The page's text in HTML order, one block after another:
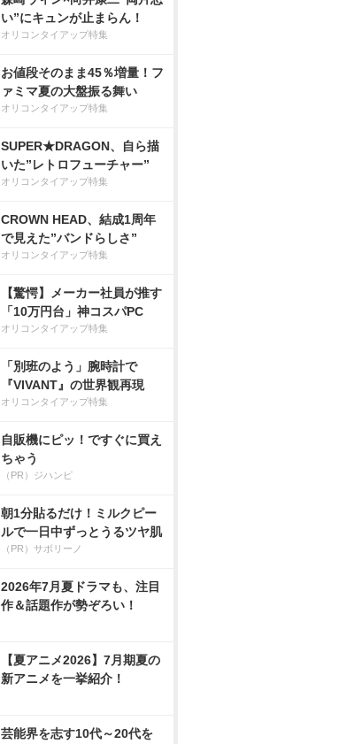
い”にキュンが止まらん！
オリコンタイアップ特集
お値段そのまま45％増量！フ
ァミマ夏の大盤振る舞い
オリコンタイアップ特集
SUPER★DRAGON、自ら描
いた”レトロフューチャー”
オリコンタイアップ特集
CROWN HEAD、結成1周年
で見えた”バンドらしさ”
オリコンタイアップ特集
【驚愕】メーカー社員が推す
「10万円台」神コスパPC
オリコンタイアップ特集
「別班のよう」腕時計で
『VIVANT』の世界観再現
オリコンタイアップ特集
自販機にピッ！ですぐに買え
ちゃう
（PR）ジハンピ
朝1分貼るだけ！ミルクピー
ルで一日中ずっとうるツヤ肌
（PR）サボリーノ
2026年7月夏ドラマも、注目
作＆話題作が勢ぞろい！
【夏アニメ2026】7月期夏の
新アニメを一挙紹介！
芸能界を志す10代～20代を